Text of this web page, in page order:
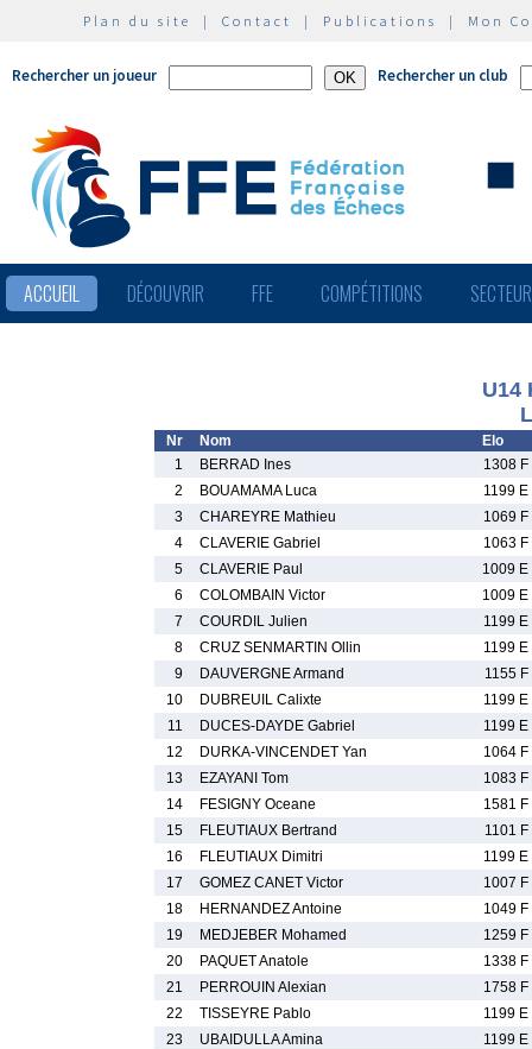
Plan du site | Contact | Publications | Mon
Rechercher un joueur Rechercher un club
ACCUEIL DÉCOUVRIR FFE COMPÉTITIONS
U14
Nr Nom
Elo
1
BERRAD Ines
1308 F
2
BOUAMAMA Luca
1199 E
3
CHAREYRE Mathieu
1069 F
4
CLAVERIE Gabriel
1063 F
5
CLAVERIE Paul
1009 E
6
COLOMBAIN Victor
1009 E
7
COURDIL Julien
1199 E
8
CRUZ SENMARTIN Ollin
1199 E
9
DAUVERGNE Armand
1155 F
10
DUBREUIL Calixte
1199 E
11
DUCES-DAYDE Gabriel
1199 E
12
DURKA-VINCENDET Yan
1064 F
13
EZAYANI Tom
1083 F
14
FESIGNY Oceane
1581 F
15
FLEUTIAUX Bertrand
1101 F
16
FLEUTIAUX Dimitri
1199 E
17
GOMEZ CANET Victor
1007 F
18
HERNANDEZ Antoine
1049 F
19
MEDJEBER Mohamed
1259 F
20
PAQUET Anatole
1338 F
21
PERROUIN Alexian
1758 F
22
TISSEYRE Pablo
1199 E
23
UBAIDULLA Amina 1199 E